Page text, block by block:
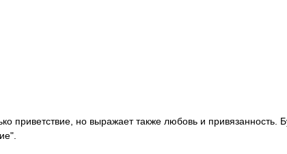
приветствие, но выражает также любовь и привязанность.